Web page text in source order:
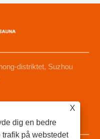
distriktet, Suzhou
X
dig en bedre
på webstedet